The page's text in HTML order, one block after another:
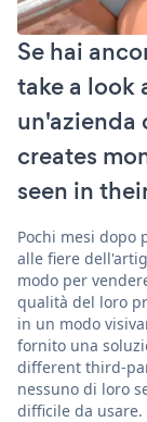
Se hai
take a look
un'azienda
creates
seen in
Pochi mesi dopo
alle fiere
modo per
qualità del loro
in un modo
fornito una
different third-
nessuno di loro
difficile da usare.